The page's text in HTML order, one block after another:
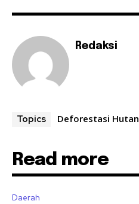
Redaksi
Topics Deforestasi Hutan
Read more
Daerah